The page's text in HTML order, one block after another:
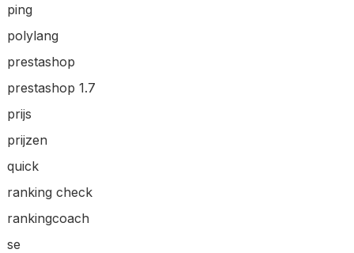
ping
polylang
prestashop
prestashop 1.7
prijs
prijzen
quick
ranking check
rankingcoach
se